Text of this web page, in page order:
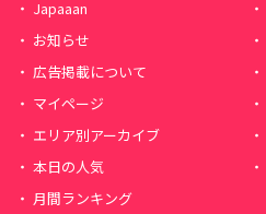
Japaaan
お知らせ
広告掲載について
マイページ
エリア別アーカイブ
本日の人気
月間ランキング